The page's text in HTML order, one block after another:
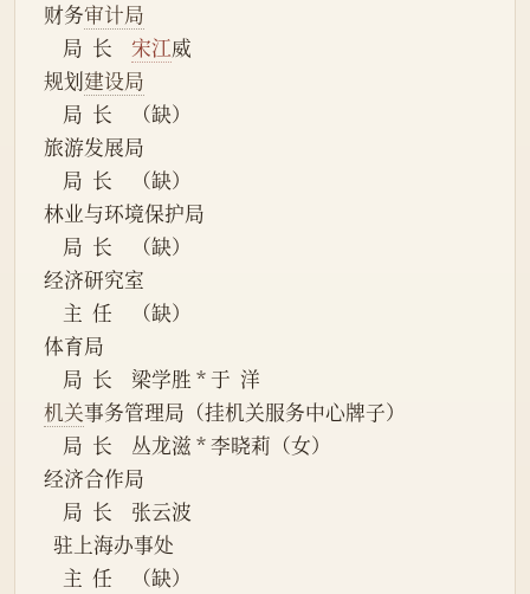
财务审计局
    局  长
宋江威
规划建设局
    局  长    （缺）
旅游发展局
    局  长    （缺）
林业与环境保护局
    局  长    （缺）
经济研究室
    主  任    （缺）
体育局
    局  长    梁学胜 * 于  洋
机关事务管理局（挂机关服务中心牌子）
    局  长    丛龙滋 * 李晓莉（女）
经济合作局
    局  长    张云波
  驻上海办事处
    主  任    （缺）